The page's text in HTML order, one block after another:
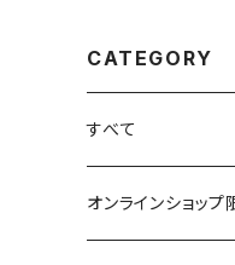
CATEGORY
すべて
オンラインショップ